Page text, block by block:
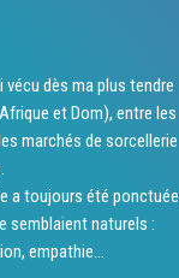
vécu dès ma plus tendre
et Dom), entre les
marchés de sorcellerie
a toujours été ponctuée
semblaient naturels :
empathie…